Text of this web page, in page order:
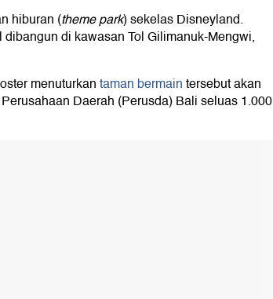
hiburan (theme park) sekelas Disneyland.
di kawasan Tol Gilimanuk-Mengwi,
menuturkantaman bermaintersebut akan
Daerah (Perusda) Bali seluas 1.000